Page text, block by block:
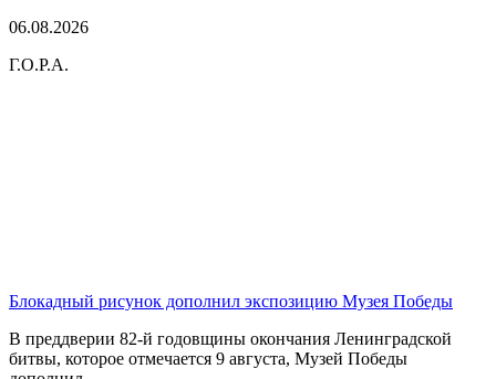
06.08.2026
Г.О.Р.А.
Блокадный рисунок дополнил экспозицию Музея Победы
В преддверии 82-й годовщины окончания Ленинградской
битвы, которое отмечается 9 августа, Музей Победы